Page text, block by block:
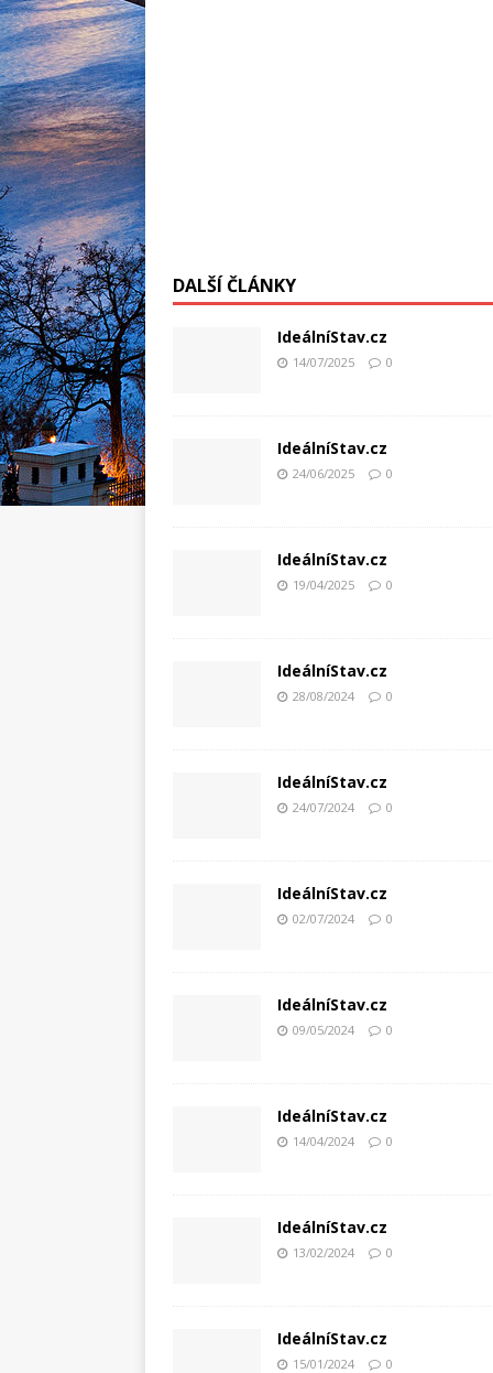
DALŠÍ ČLÁNKY
IdeálníStav.cz
14/07/2025 0
IdeálníStav.cz
24/06/2025 0
IdeálníStav.cz
19/04/2025 0
IdeálníStav.cz
28/08/2024 0
IdeálníStav.cz
24/07/2024 0
IdeálníStav.cz
02/07/2024 0
IdeálníStav.cz
09/05/2024 0
IdeálníStav.cz
14/04/2024 0
IdeálníStav.cz
13/02/2024 0
IdeálníStav.cz
15/01/2024 0